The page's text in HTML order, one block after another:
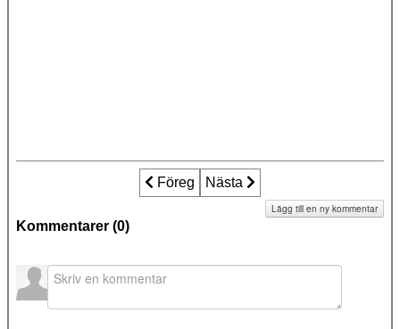
Föregående artikel: Några tankar om
Föreg Nästa artikel: När får vi höra
Nästa
Kommentarer (0)
Lägg till en ny kommentar